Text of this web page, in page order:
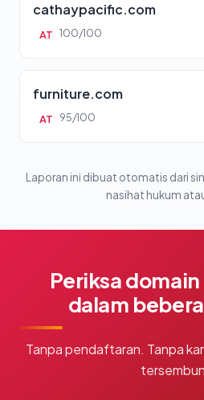
cathaypacific.com
AT 100/100
furniture.com
AT 95/100
Laporan ini dibuat otomatis dari
nasihat hukum
Periksa
dalam
Tanpa pendaftaran. Tanpa